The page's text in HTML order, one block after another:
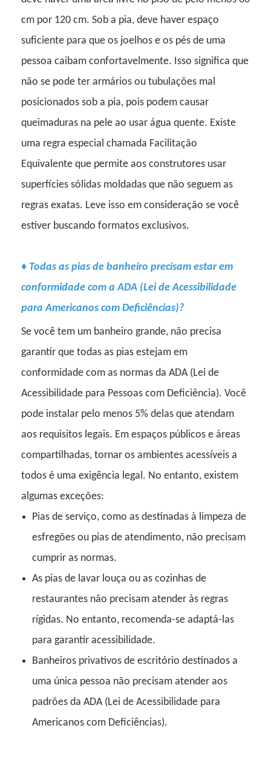
cm por 120 cm. Sob a pia, deve haver espaço
suficiente para que os joelhos e os pés de uma
pessoa caibam confortavelmente. Isso significa que
não se pode ter armários ou tubulações mal
posicionados sob a pia, pois podem causar
queimaduras na pele ao usar água quente. Existe
uma regra especial chamada Facilitação
Equivalente que permite aos construtores usar
superfícies sólidas moldadas que não seguem as
regras exatas. Leve isso em consideração se você
estiver buscando formatos exclusivos.
♦ Todas as pias de banheiro precisam estar em
conformidade com a ADA (Lei de Acessibilidade
para Americanos com Deficiências)?
Se você tem um banheiro grande, não precisa
garantir que todas as pias estejam em
conformidade com as normas da ADA (Lei de
Acessibilidade para Pessoas com Deficiência). Você
pode instalar pelo menos 5% delas que atendam
aos requisitos legais. Em espaços públicos e áreas
compartilhadas, tornar os ambientes acessíveis a
todos é uma exigência legal. No entanto, existem
algumas exceções:
Pias de serviço, como as destinadas à limpeza de
esfregões ou pias de atendimento, não precisam
cumprir as normas.
As pias de lavar louça ou as cozinhas de
restaurantes não precisam atender às regras
rígidas. No entanto, recomenda-se adaptá-las
para garantir acessibilidade.
Banheiros privativos de escritório destinados a
uma única pessoa não precisam atender aos
padrões da ADA (Lei de Acessibilidade para
Americanos com Deficiências).